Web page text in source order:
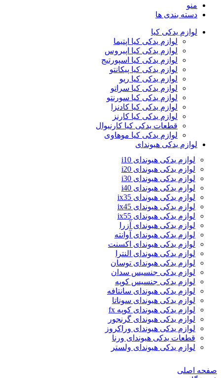
منو
دسته بندی ها
لوازم یدکی کیا
لوازم یدکی کیا اپتیما
لوازم یدکی کیا اپیروس
لوازم یدکی کیا اسپورتیج
لوازم یدکی کیا پیکانتو
لوازم یدکی کیا ریو
لوازم یدکی کیا سراتو
لوازم یدکی کیا سورنتو
لوازم یدکی کیا کادنزا
لوازم یدکی کیا کارنز
قطعات یدکی کیا کارنیوال
لوازم یدکی کیا موهاوی
لوازم یدکی هیوندای
لوازم یدکی هیوندای i10
لوازم یدکی هیوندای i20
لوازم یدکی هیوندای i30
لوازم یدکی هیوندای i40
لوازم یدکی هیوندای ix35
لوازم یدکی هیوندای ix45
لوازم یدکی هیوندای ix55
لوازم یدکی هیوندای آزرا
لوازم یدکی هیوندای آوانته
لوازم یدکی هیوندای اکسنت
لوازم یدکی هیوندای النترا
لوازم یدکی هیوندای توسان
لوازم یدکی جنسیس سدان
لوازم یدکی جنسیس کوپه
لوازم یدکی هیوندای سانتافه
لوازم یدکی هیوندای سوناتا
لوازم یدکی هیوندای کوپه fx
لوازم یدکی هیوندای گرنجور
لوازم یدکی هیوندای وراکروز
قطعات یدکی هیوندای ورنا
لوازم یدکی هیوندای ولستر
صفحه اصلی